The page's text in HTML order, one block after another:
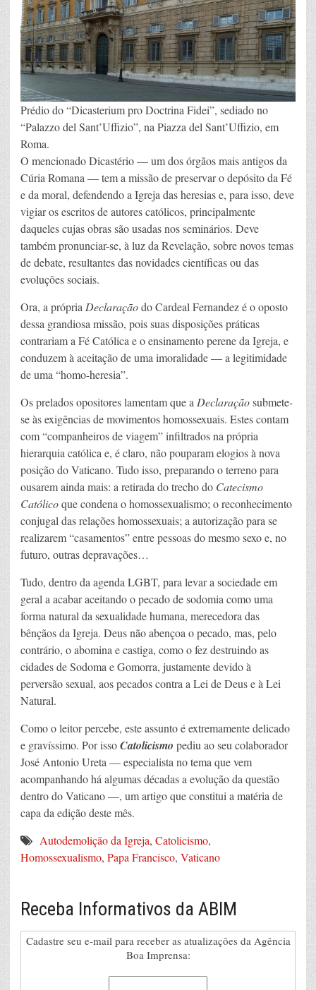
Prédio do “Dicasterium pro Doctrina Fidei”, sediado no
“Palazzo del Sant’Uffizio”, na Piazza del Sant’Uffizio, em
Roma.
O mencionado Dicastério — um dos órgãos mais antigos da
Cúria Romana — tem a missão de preservar o depósito da Fé
e da moral, defendendo a Igreja das heresias e, para isso, deve
vigiar os escritos de autores católicos, principalmente
daqueles cujas obras são usadas nos seminários. Deve
também pronunciar-se, à luz da Revelação, sobre novos temas
de debate, resultantes das novidades científicas ou das
evoluções sociais.
Ora, a própriaDeclaraçãodo Cardeal Fernandez é o oposto
dessa grandiosa missão, pois suas disposições práticas
contrariam a Fé Católica e o ensinamento perene da Igreja, e
conduzem à aceitação de uma imoralidade — a legitimidade
de uma “homo-heresia”.
Os prelados opositores lamentam que aDeclaraçãosubmete-
se às exigências de movimentos homossexuais. Estes contam
com “companheiros de viagem” infiltrados na própria
hierarquia católica e, é claro, não pouparam elogios à nova
posição do Vaticano. Tudo isso, preparando o terreno para
ousarem ainda mais: a retirada do trecho do Catecismo
Católicoque condena o homossexualismo; o reconhecimento
conjugal das relações homossexuais; a autorização para se
realizarem “casamentos” entre pessoas do mesmo sexo e, no
futuro, outras depravações…
Tudo, dentro da agenda LGBT, para levar a sociedade em
geral a acabar aceitando o pecado de sodomia como uma
forma natural da sexualidade humana, merecedora das
bênçãos da Igreja. Deus não abençoa o pecado, mas, pelo
contrário, o abomina e castiga, como o fez destruindo as
cidades de Sodoma e Gomorra, justamente devido à
perversão sexual, aos pecados contra a Lei de Deus e à Lei
Natural.
Como o leitor percebe, este assunto é extremamente delicado
e gravíssimo. Por issoCatolicismo pediu ao seu colaborador
José Antonio Ureta — especialista no tema que vem
acompanhando há algumas décadas a evolução da questão
dentro do Vaticano —, um artigo que constitui a matéria de
capa da edição deste mês.
Autodemolição da Igreja, Catolicismo,
Homossexualismo, Papa Francisco, Vaticano
Receba Informativos da ABIM
Cadastre seu e-mail para receber as atualizações da Agência
Boa Imprensa: